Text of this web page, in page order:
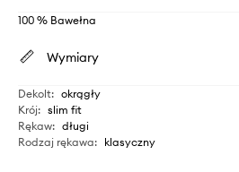
100 % Bawełna
Wymiary
Dekolt: okrągły
Krój: slim fit
Rękaw: długi
Rodzaj rękawa: klasyczny